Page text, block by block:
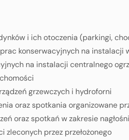
i ich otoczenia (parkingi,
konserwacyjnych na
na instalacji centralnego
grzewczych i hydroforni
oraz spotkania organizowane
oraz spotkań w zakresie
zleconych przez przełożonego